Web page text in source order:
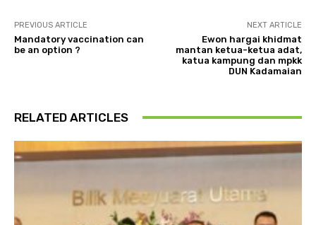
PREVIOUS ARTICLE
Mandatory vaccination can
be an option ?
NEXT ARTICLE
Ewon hargai khidmat
mantan ketua-ketua adat,
katua kampung dan mpkk
DUN Kadamaian
RELATED ARTICLES